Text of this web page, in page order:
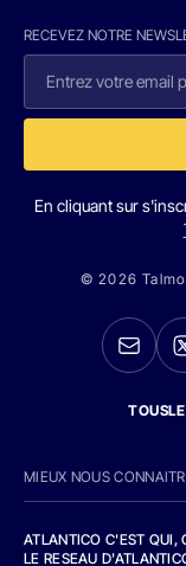
RECEVEZ NOTRE
En cliquant sur
© 2026
MIEUX NOUS
ATLANTICO C'EST QUI,
LE RESEAU